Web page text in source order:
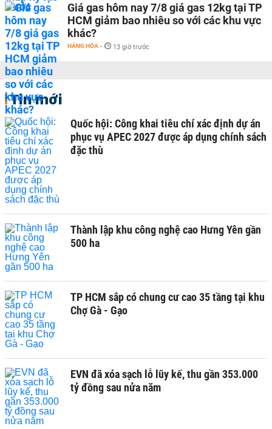
Giá gas hôm nay 7/8 giá gas 12kg tại TP
HCM giảm bao nhiêu so với các khu vực
khác?
HÀNG HÓA - 13 giờ trước
Tin mới
Quốc hội: Công khai tiêu chí xác định dự án
phục vụ APEC 2027 được áp dụng chính sách
đặc thù
Thành lập khu công nghệ cao Hưng Yên gần
500 ha
TP HCM sắp có chung cư cao 35 tầng tại khu
Chợ Gà - Gạo
EVN đã xóa sạch lỗ lũy kế, thu gần 353.000
tỷ đồng sau nửa năm